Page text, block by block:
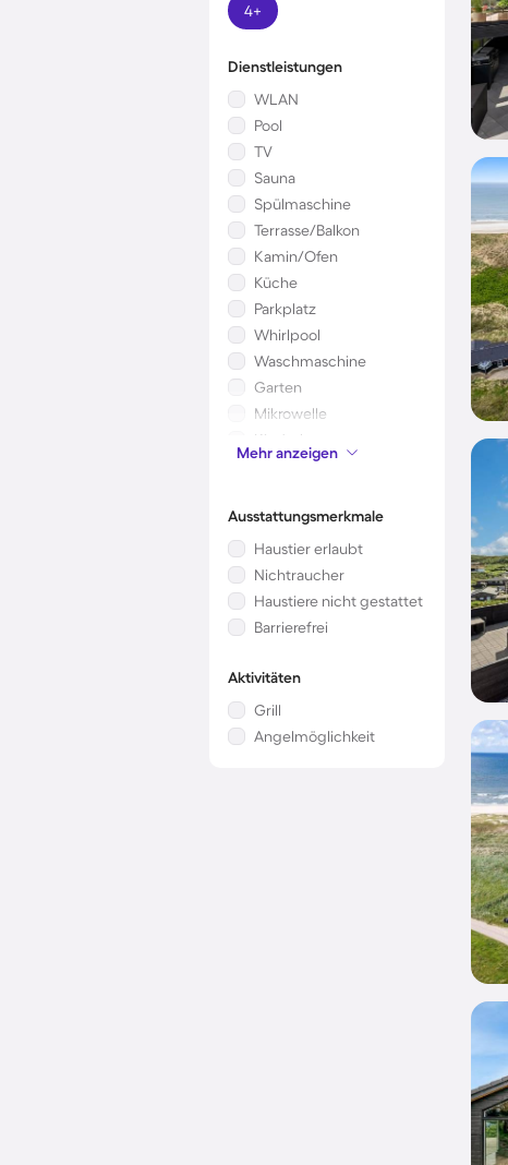
4+
Dienstleistungen
WLAN
Pool
TV
Sauna
Spülmaschine
Terrasse/Balkon
Kamin/Ofen
Küche
Parkplatz
Whirlpool
Waschmaschine
Garten
Mikrowelle
Kinderbett
Klimaanlage
Mehr anzeigen
Ausstattungsmerkmale
Haustier erlaubt
Nichtraucher
Haustiere nicht gestattet
Barrierefrei
Aktivitäten
Grill
Angelmöglichkeit